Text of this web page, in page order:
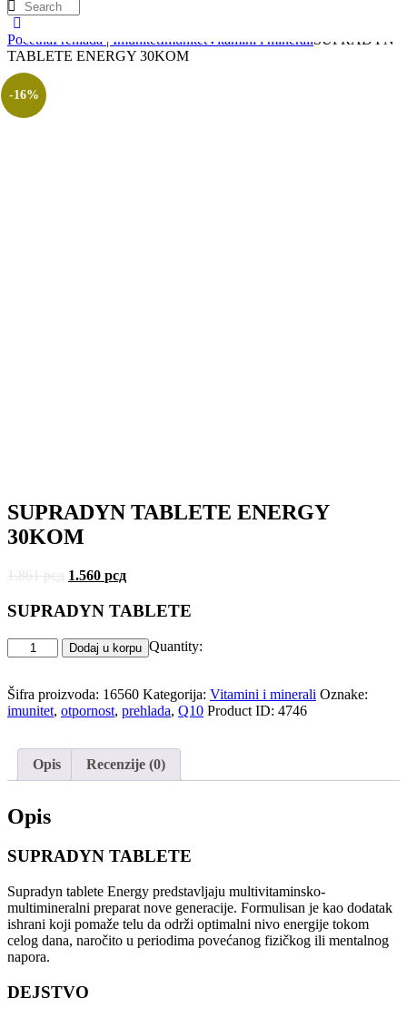
PočetnaPrehlada | ImunitetImunitet Vitamini i mineraliSUPRADYN
TABLETE ENERGY 30KOM
-16%
SUPRADYN TABLETE ENERGY
30KOM
1.861рсд 1.560 рсд
SUPRADYN TABLETE
Quantity:
Dodaj u korpu
Šifra proizvoda: 16560 Kategorija: Vitamini i minerali Oznake:
imunitet, otpornost, prehlada, Q10 Product ID: 4746
Opis Recenzije (0)
Opis
SUPRADYN TABLETE
Supradyn tablete Energy predstavljaju multivitaminsko-
multimineralni preparat nove generacije. Formulisan je kao dodatak
ishrani koji pomaže telu da održi optimalni nivo energije tokom
celog dana, naročito u periodima povećanog fizičkog ili mentalnog
napora.
DEJSTVO